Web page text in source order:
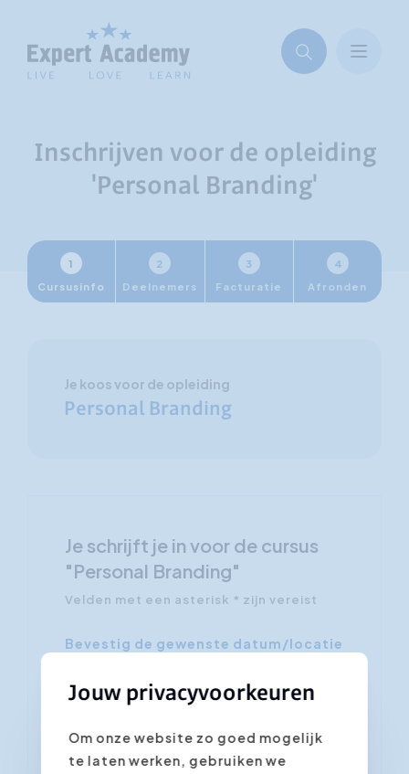
Inschrijven voor de opleiding
'Personal Branding'
1
Cursusinfo
2
Deelnemers
3
Facturatie
4
Afronden
Je koos voor de opleiding
Personal Branding
Je schrijft je in voor de cursus
"Personal Branding"
Velden met een asterisk * zijn vereist
Bevestig de gewenste datum/locatie
Jouw privacyvoorkeuren
Om onze website zo goed mogelijk
te laten werken, gebruiken we